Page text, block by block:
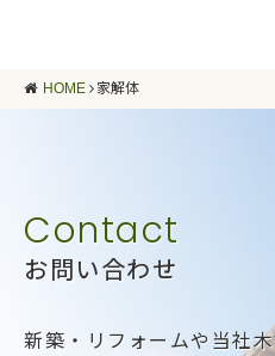
HOME 家解体
お問い合わせ
新築・リフォームや当社